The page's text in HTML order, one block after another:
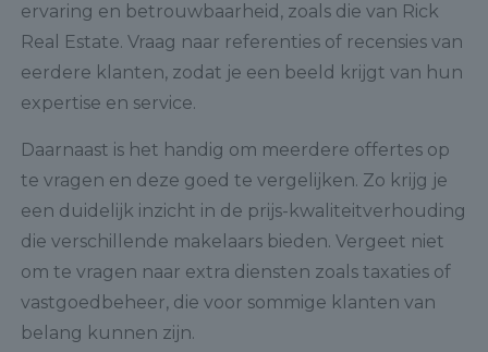
ervaring en betrouwbaarheid, zoals die van Rick
Real Estate. Vraag naar referenties of recensies van
eerdere klanten, zodat je een beeld krijgt van hun
expertise en service.
Daarnaast is het handig om meerdere offertes op
te vragen en deze goed te vergelijken. Zo krijg je
een duidelijk inzicht in de prijs-kwaliteitverhouding
die verschillende makelaars bieden. Vergeet niet
om te vragen naar extra diensten zoals taxaties of
vastgoedbeheer, die voor sommige klanten van
belang kunnen zijn.